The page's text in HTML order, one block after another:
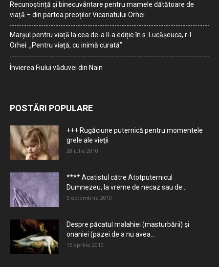
Recunoștință și binecuvântare pentru mamele dătătoare de
viață – din partea preoților Vicariatului Orhei
Marșul pentru viață la cea de-a II-a ediție în s. Lucășeuca, r-l
Orhei: „Pentru viață, cu inimă curată”
Învierea Fiului văduvei din Nain
POSTĂRI POPULARE
+++ Rugăciune puternică pentru momentele
grele ale vieţii
28 iulie 2010
**** Acatistul către Atotputernicul
Dumnezeu, la vreme de necaz sau de...
5 octombrie 2010
Despre păcatul malahiei (masturbării) şi
onaniei (pazei de a nu avea...
15 aprilie 2010